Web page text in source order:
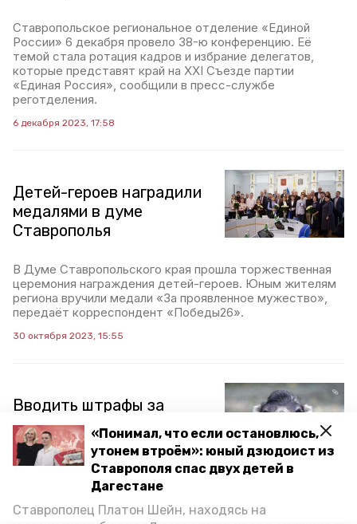
«Понимал, что если остановлюсь,
утонем втроём»: юный дзюдоист из
Ставрополя спас двух детей в
Дагестане
Ставрополец Платон Шейн, находясь на
Ставропольское региональное отделение «Единой
России» 6 декабря провело 38-ю конференцию. Её
темой стала ротация кадров и избрание делегатов,
которые представят край на XXI Съезде партии
«Единая Россия», сообщили в пресс-службе
реготделения.
6 декабря 2023, 17:58
Детей-героев наградили
медалями в думе
Ставрополья
В Думе Ставропольского края прошла торжественная
церемония награждения детей-героев. Юным жителям
региона вручили медали «За проявленное мужество»,
передаёт корреспондент «Победы26».
30 октября 2023, 15:55
Вводить штрафы за
плевки на улицах в
Ставропольском крае
пока не планируют
В Ярославской области недавно приняли закон о
запрете плевков в общественных местах. За такое